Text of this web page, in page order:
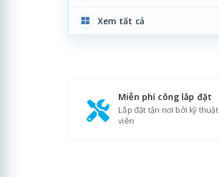
Xem tất cả
Miễn phí công lắp đặt
Lắp đặt tận nơi bởi kỹ thuật
viên